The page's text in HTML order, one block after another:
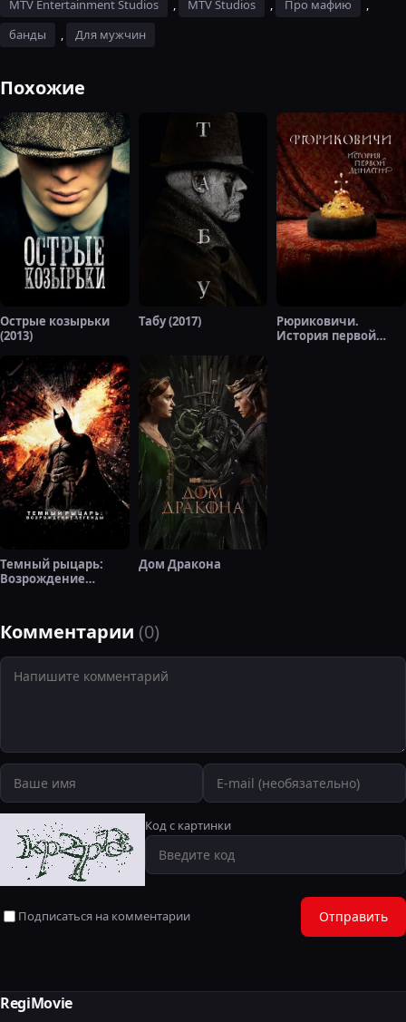
MTV Entertainment Studios
, MTV Studios , Про мафию
,
банды
, Для мужчин
Похожие
Острые козырьки
(2013)
Табу (2017)
Рюриковичи.
История первой
Темный рыцарь:
Возрождение
Дом Дракона
Комментарии (0)
Код с картинки
Подписаться на комментарии Отправить
RegiMovie